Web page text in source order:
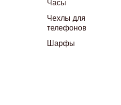
Часы
Чехлы для
телефонов
Шарфы